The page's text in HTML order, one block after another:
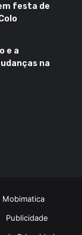
festa de
e a
na
Publicidade